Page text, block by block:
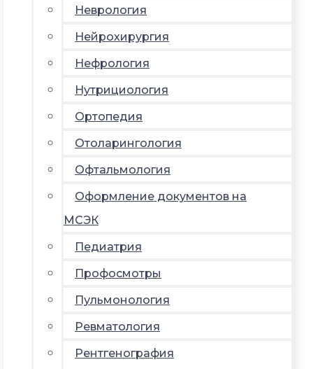
Неврология
Нейрохирургия
Нефрология
Нутрициология
Ортопедия
Отоларингология
Офтальмология
Оформление документов на
МСЭК
Педиатрия
Профосмотры
Пульмонология
Ревматология
Рентгенография